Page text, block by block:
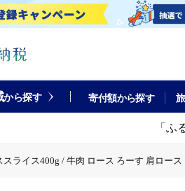
から探す 寄付額から探す
「ふ
スライス400g / 牛肉 ロース ろーす 肩ロー